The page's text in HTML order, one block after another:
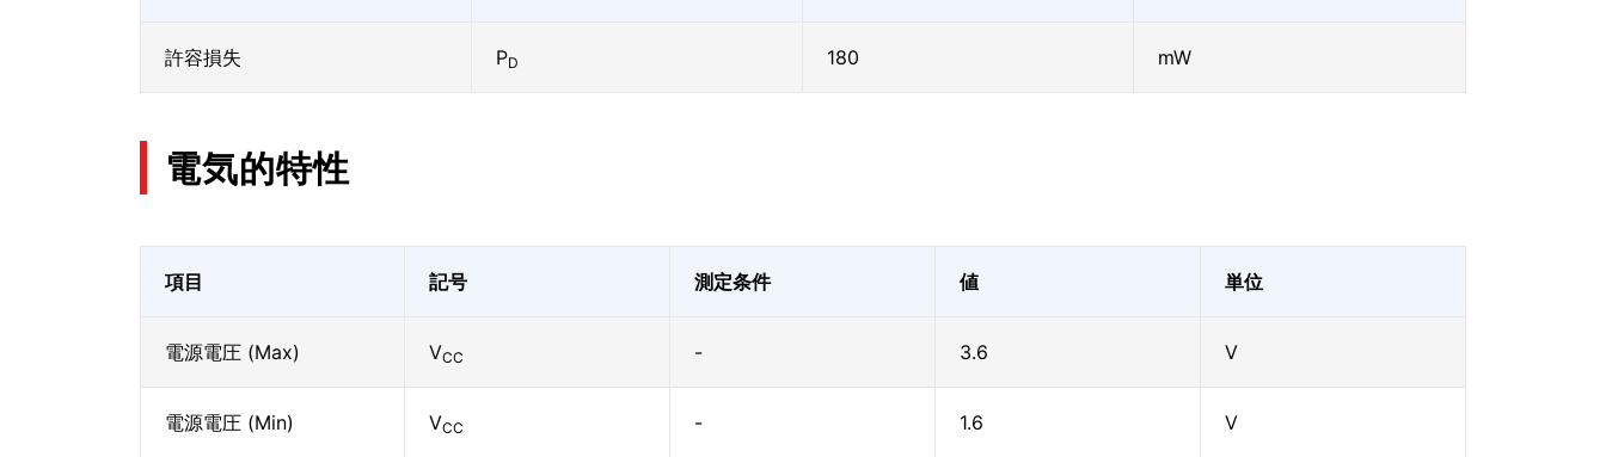
許容損失 PD 180 mW
電気的特性
項目 記号 測定条件 値 単位
電源電圧 (Max) VCC - 3.6 V
電源電圧 (Min) VCC - 1.6 V